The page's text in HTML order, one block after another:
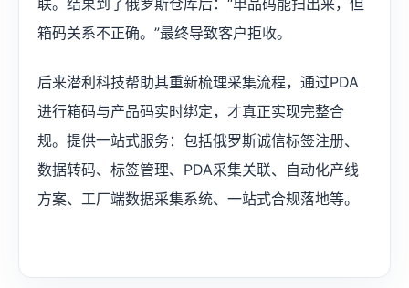
箱码关系不正确。”最终导致客户拒收。
后来潜利科技帮助其重新梳理采集流程，通过PDA
进行箱码与产品码实时绑定，才真正实现完整合
规。提供一站式服务：包括俄罗斯诚信标签注册、
数据转码、标签管理、PDA采集关联、自动化产线
方案、工厂端数据采集系统、一站式合规落地等。